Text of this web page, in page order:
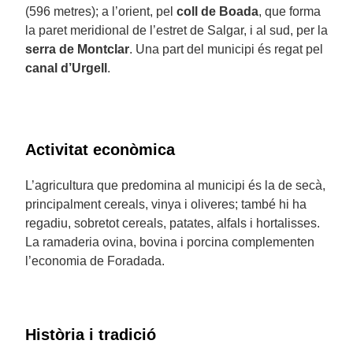
(596 metres); a l’orient, pel coll de Boada, que forma
la paret meridional de l’estret de Salgar, i al sud, per la
serra de Montclar. Una part del municipi és regat pel
canal d’Urgell .
Activitat econòmica
L’agricultura que predomina al municipi és la de secà,
principalment cereals, vinya i oliveres; també hi ha
regadiu, sobretot cereals, patates, alfals i hortalisses.
La ramaderia ovina, bovina i porcina complementen
l’economia de Foradada.
Història i tradició